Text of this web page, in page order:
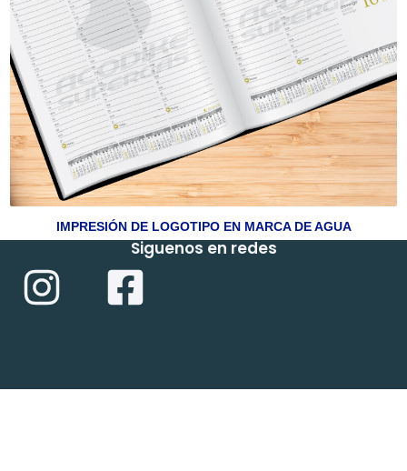
IMPRESIÓN DE LOGOTIPO EN MARCA DE AGUA
Siguenos en redes